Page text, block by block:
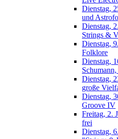
Dienstag,
und
Dienstag,
Strings &
Dienstag,
Folklore
Dienstag,
Dienstag,
große
Dienstag,
Groove IV
Freitag, 2.
frei
Dienstag,